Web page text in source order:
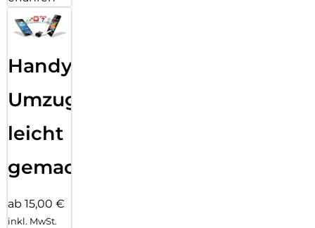
Handy
Umzug
leicht
gemacht!
ab 15,00 €
inkl. MwSt.